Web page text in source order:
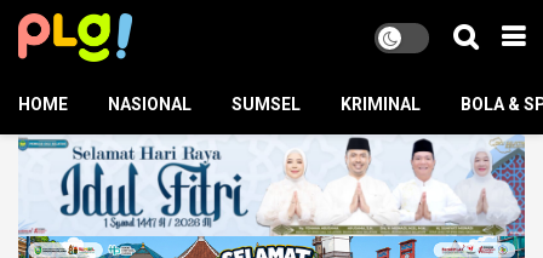
HOME NASIONAL SUMSEL KRIMINAL BOLA &